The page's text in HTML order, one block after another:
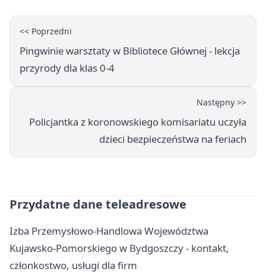
<< Poprzedni
Pingwinie warsztaty w Bibliotece Głównej - lekcja
przyrody dla klas 0-4
Następny >>
Policjantka z koronowskiego komisariatu uczyła
dzieci bezpieczeństwa na feriach
Przydatne dane teleadresowe
Izba Przemysłowo-Handlowa Województwa
Kujawsko-Pomorskiego w Bydgoszczy - kontakt,
członkostwo, usługi dla firm